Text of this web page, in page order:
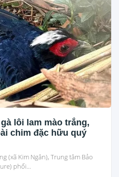
lôi lam mào trắng,
chim đặc hữu quý
(xã Kim Ngân), Trung tâm Bảo
phối...